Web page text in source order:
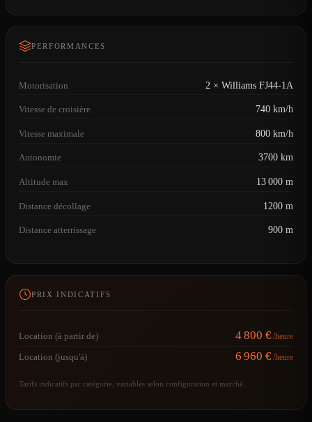
PERFORMANCES
Motorisation 2 × Williams FJ44-1A
Vitesse de croisière 740 km/h
Vitesse maximale 800 km/h
Autonomie 3700 km
Altitude max 13 000 m
Distance décollage 1200 m
Distance atterrissage 900 m
PRIX INDICATIFS
Location (à partir de) 4 800 €/heure
Location (jusqu'à) 6 960 €/heure
Tarifs indicatifs par catégorie, variables selon configuration et marché.